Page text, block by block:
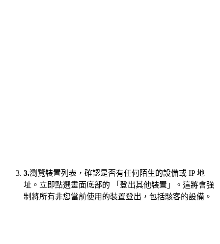
3.瀏覽裝置列表，確認是否有任何陌生的設備或 IP 地
址。立即點選畫面底部的 「登出其他裝置」。這將會強
制將所有非您當前使用的裝置登出，包括駭客的設備。